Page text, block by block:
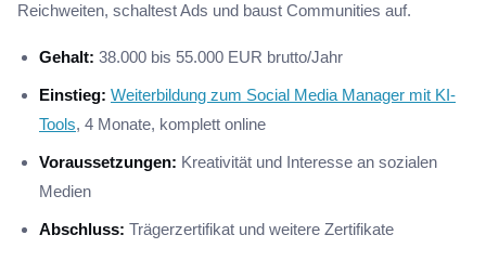
Reichweiten, schaltest Ads und baust Communities auf.
Gehalt: 38.000 bis 55.000 EUR brutto/Jahr
Einstieg: Weiterbildung zum Social Media Manager mit KI-
Tools, 4 Monate, komplett online
Voraussetzungen: Kreativität und Interesse an sozialen
Medien
Abschluss: Trägerzertifikat und weitere Zertifikate